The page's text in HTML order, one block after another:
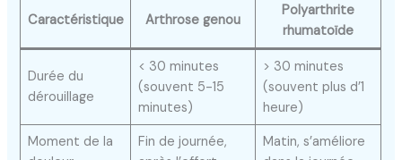
Caractéristique Arthrose genou
Polyarthrite
rhumatoïde
Durée du
dérouillage
< 30 minutes
(souvent 5-15
minutes)
> 30 minutes
(souvent plus d’1
heure)
Moment de la
Fin de journée,
Matin, s’améliore